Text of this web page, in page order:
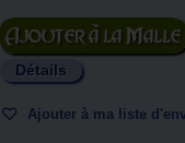
Ajouter au panier
Détails
Ajouter à ma liste